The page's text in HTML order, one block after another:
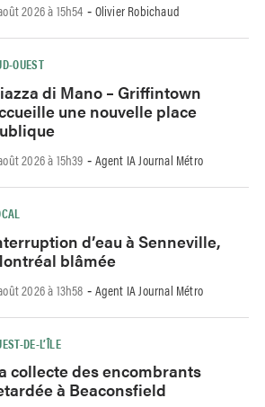
2026 à 15h54 - Olivier Robichaud
OUEST
di Mano – Griffintown
une nouvelle place
2026 à 15h39 - Agent IA Journal Métro
d’eau à Senneville,
blâmée
2026 à 13h58 - Agent IA Journal Métro
DE-L’ÎLE
collecte des encombrants
à Beaconsfield